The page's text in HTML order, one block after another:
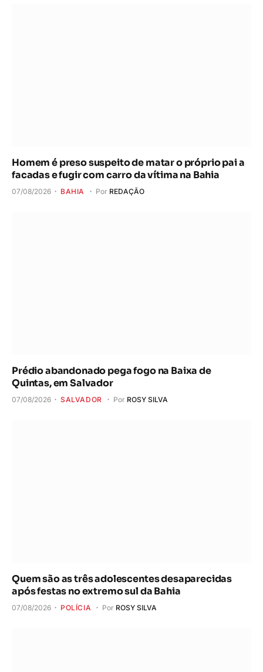
Homem é preso suspeito de matar o próprio pai a
facadas e fugir com carro da vítima na Bahia
07/08/2026 BAHIA Por REDAÇÃO
Prédio abandonado pega fogo na Baixa de
Quintas, em Salvador
07/08/2026 SALVADOR Por ROSY SILVA
Quem são as três adolescentes desaparecidas
após festas no extremo sul da Bahia
07/08/2026 POLÍCIA Por ROSY SILVA